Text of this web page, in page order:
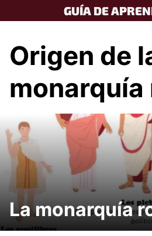
to
GUÍA DE
Origen de
monarquía
La monarquía